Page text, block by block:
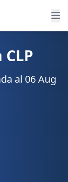
al 06 Aug